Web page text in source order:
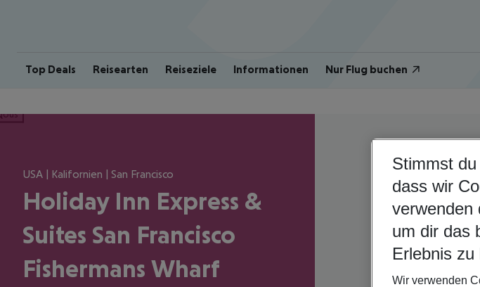
Top Deals Reisearten Reiseziele Informationen Nur Flug buchen
USA | Kalifornien | San Francisco
Holiday Inn Express &
Suites San Francisco
Fishermans Wharf
Stimmst du
dass wir
verwenden
um dir das
Erlebnis zu
Wir verwenden